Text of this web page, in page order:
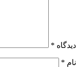
دیدگاه *
نام *